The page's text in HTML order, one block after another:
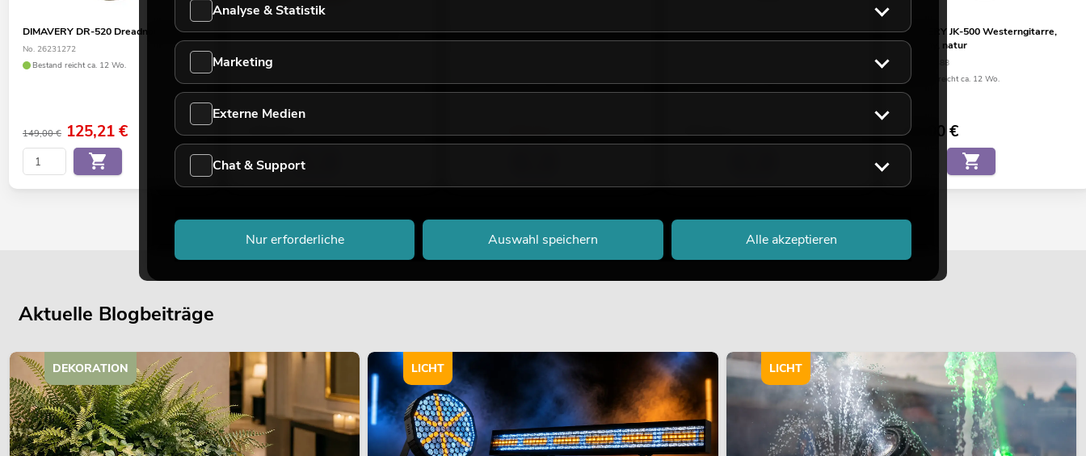
DIMAVERY DR-520 Dreadnought, natur
No. 26231272
Bestand reicht ca. 12 Wo.
149,00 € 125,21€
DIMAVERY DR-520 Dreadnought,
sunburst
No. 26231274
149,00€
DIMAVERY DR-612 Westerngitarre 12-
saitig, natur
189,00 € 158,82€
DIMAVERY DR-612 Westerngitarre 12-
saitig, schwarz
199,00€
DIMAVERY JK-500 Westerngitarre,
Cutaway, natur
No. 26231388
Bestand reicht ca. 12 Wo.
149,00 €
Aktuelle Blogbeiträge
DEKORATION LICHT LICHT
Analyse & Statistik
Marketing
Externe Medien
Chat & Support
Nur erforderliche Auswahl speichern Alle akzeptieren